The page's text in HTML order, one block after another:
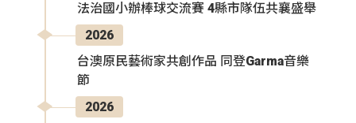
法治國小辦棒球交流賽 4縣市隊伍共襄盛舉
2026
台澳原民藝術家共創作品 同登Garma音樂
節
2026